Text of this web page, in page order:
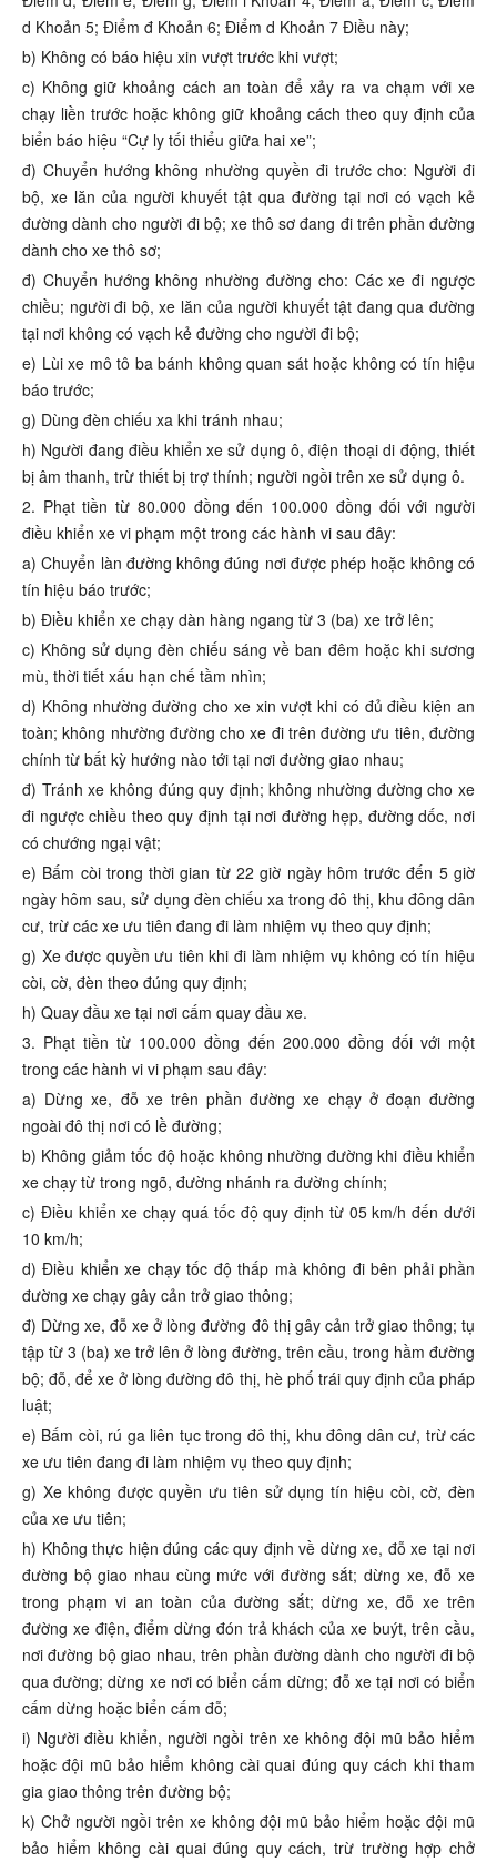
d Khoản 5; Điểm đ Khoản 6; Điểm d Khoản 7 Điều này;
b) Không có báo hiệu xin vượt trước khi vượt;
c) Không giữ khoảng cách an toàn để xảy ra va chạm với xe
chạy liền trước hoặc không giữ khoảng cách theo quy định của
biển báo hiệu “Cự ly tối thiểu giữa hai xe”;
đ) Chuyển hướng không nhường quyền đi trước cho: Người đi
bộ, xe lăn của người khuyết tật qua đường tại nơi có vạch kẻ
đường dành cho người đi bộ; xe thô sơ đang đi trên phần đường
dành cho xe thô sơ;
đ) Chuyển hướng không nhường đường cho: Các xe đi ngược
chiều; người đi bộ, xe lăn của người khuyết tật đang qua đường
tại nơi không có vạch kẻ đường cho người đi bộ;
e) Lùi xe mô tô ba bánh không quan sát hoặc không có tín hiệu
báo trước;
g) Dùng đèn chiếu xa khi tránh nhau;
h) Người đang điều khiển xe sử dụng ô, điện thoại di động, thiết
bị âm thanh, trừ thiết bị trợ thính; người ngồi trên xe sử dụng ô.
2. Phạt tiền từ 80.000 đồng đến 100.000 đồng đối với người
điều khiển xe vi phạm một trong các hành vi sau đây:
a) Chuyển làn đường không đúng nơi được phép hoặc không có
tín hiệu báo trước;
b) Điều khiển xe chạy dàn hàng ngang từ 3 (ba) xe trở lên;
c) Không sử dụng đèn chiếu sáng về ban đêm hoặc khi sương
mù, thời tiết xấu hạn chế tầm nhìn;
d) Không nhường đường cho xe xin vượt khi có đủ điều kiện an
toàn; không nhường đường cho xe đi trên đường ưu tiên, đường
chính từ bất kỳ hướng nào tới tại nơi đường giao nhau;
đ) Tránh xe không đúng quy định; không nhường đường cho xe
đi ngược chiều theo quy định tại nơi đường hẹp, đường dốc, nơi
có chướng ngại vật;
e) Bấm còi trong thời gian từ 22 giờ ngày hôm trước đến 5 giờ
ngày hôm sau, sử dụng đèn chiếu xa trong đô thị, khu đông dân
cư, trừ các xe ưu tiên đang đi làm nhiệm vụ theo quy định;
g) Xe được quyền ưu tiên khi đi làm nhiệm vụ không có tín hiệu
còi, cờ, đèn theo đúng quy định;
h) Quay đầu xe tại nơi cấm quay đầu xe.
3. Phạt tiền từ 100.000 đồng đến 200.000 đồng đối với một
trong các hành vi vi phạm sau đây:
a) Dừng xe, đỗ xe trên phần đường xe chạy ở đoạn đường
ngoài đô thị nơi có lề đường;
b) Không giảm tốc độ hoặc không nhường đường khi điều khiển
xe chạy từ trong ngõ, đường nhánh ra đường chính;
c) Điều khiển xe chạy quá tốc độ quy định từ 05 km/h đến dưới
10 km/h;
d) Điều khiển xe chạy tốc độ thấp mà không đi bên phải phần
đường xe chạy gây cản trở giao thông;
đ) Dừng xe, đỗ xe ở lòng đường đô thị gây cản trở giao thông; tụ
tập từ 3 (ba) xe trở lên ở lòng đường, trên cầu, trong hầm đường
bộ; đỗ, để xe ở lòng đường đô thị, hè phố trái quy định của pháp
luật;
e) Bấm còi, rú ga liên tục trong đô thị, khu đông dân cư, trừ các
xe ưu tiên đang đi làm nhiệm vụ theo quy định;
g) Xe không được quyền ưu tiên sử dụng tín hiệu còi, cờ, đèn
của xe ưu tiên;
h) Không thực hiện đúng các quy định về dừng xe, đỗ xe tại nơi
đường bộ giao nhau cùng mức với đường sắt; dừng xe, đỗ xe
trong phạm vi an toàn của đường sắt; dừng xe, đỗ xe trên
đường xe điện, điểm dừng đón trả khách của xe buýt, trên cầu,
nơi đường bộ giao nhau, trên phần đường dành cho người đi bộ
qua đường; dừng xe nơi có biển cấm dừng; đỗ xe tại nơi có biển
cấm dừng hoặc biển cấm đỗ;
i) Người điều khiển, người ngồi trên xe không đội mũ bảo hiểm
hoặc đội mũ bảo hiểm không cài quai đúng quy cách khi tham
gia giao thông trên đường bộ;
k) Chở người ngồi trên xe không đội mũ bảo hiểm hoặc đội mũ
bảo hiểm không cài quai đúng quy cách, trừ trường hợp chở